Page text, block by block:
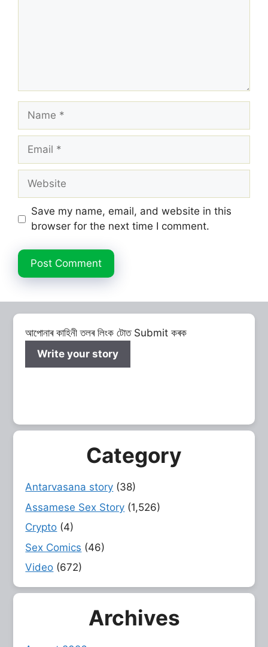
Name
Email
Website
Save my name, email, and website in this
browser for the next time I comment.
আপোনাৰ কাহিনী তলৰ লিংক টোত Submit কৰক
Write your story
Category
Antarvasana story (38)
Assamese Sex Story (1,526)
Crypto (4)
Sex Comics (46)
Video (672)
Archives